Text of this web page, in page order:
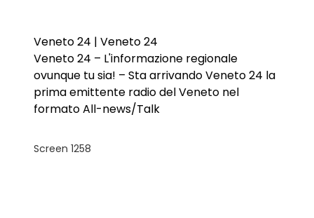
Veneto 24 | Veneto 24
Veneto 24 – L'informazione regionale
ovunque tu sia! – Sta arrivando Veneto 24 la
prima emittente radio del Veneto nel
formato All-news/Talk
Screen 1258